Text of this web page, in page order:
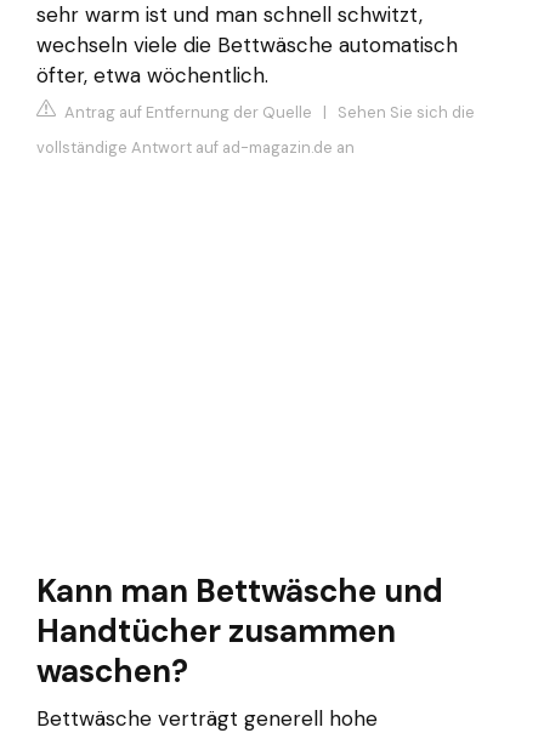
sehr warm ist und man schnell schwitzt,
wechseln viele die Bettwäsche automatisch
öfter, etwa wöchentlich.
Antrag auf Entfernung der Quelle | Sehen Sie sich die
vollständige Antwort auf ad-magazin.de an
Kann man Bettwäsche und
Handtücher zusammen
waschen?
Bettwäsche verträgt generell hohe